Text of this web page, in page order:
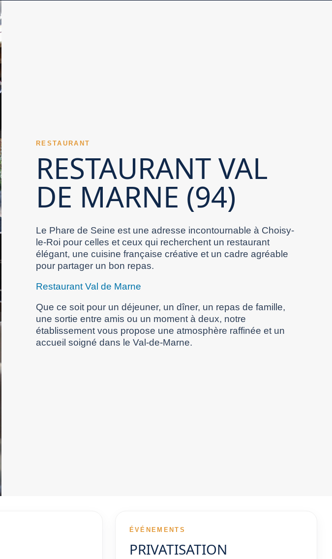
RESTAURANT
RESTAURANT VAL
DE MARNE (94)
Le Phare de Seine est une adresse incontournable à Choisy-
le-Roi pour celles et ceux qui recherchent un restaurant
élégant, une cuisine française créative et un cadre agréable
pour partager un bon repas.
Restaurant Val de Marne
Que ce soit pour un déjeuner, un dîner, un repas de famille,
une sortie entre amis ou un moment à deux, notre
établissement vous propose une atmosphère raffinée et un
accueil soigné dans le Val-de-Marne.
ÉVÉNEMENTS
PRIVATISATION